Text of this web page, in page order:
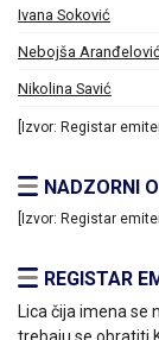
Ivana Soković
Nebojša
Nikolina Savić
[Izvor: Registar
NADZORNI
[Izvor: Registar
REGISTAR
Lica čija imena se
trebaju se obratiti